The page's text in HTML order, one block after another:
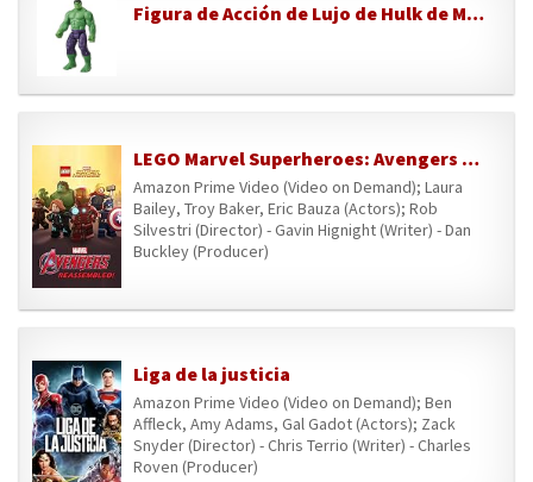
Figura de Acción de Lujo de Hulk de Marvel Avengers Titan Hero Series Blast Gear, Juguete de Superhéroe para el Juego de rol de 30 cm, Niños de 4 Años o Más
LEGO Marvel Superheroes: Avengers Reassembled
Amazon Prime Video (Video on Demand); Laura
Bailey, Troy Baker, Eric Bauza (Actors); Rob
Silvestri (Director) - Gavin Hignight (Writer) - Dan
Buckley (Producer)
Liga de la justicia
Amazon Prime Video (Video on Demand); Ben
Affleck, Amy Adams, Gal Gadot (Actors); Zack
Snyder (Director) - Chris Terrio (Writer) - Charles
Roven (Producer)